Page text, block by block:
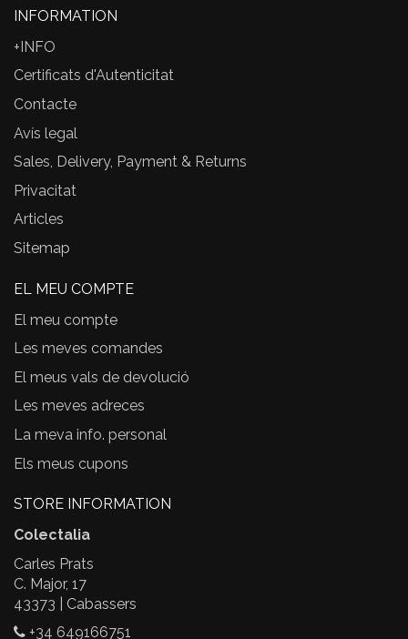
INFORMATION
+INFO
Certificats d'Autenticitat
Contacte
Avís legal
Sales, Delivery, Payment & Returns
Privacitat
Articles
Sitemap
EL MEU COMPTE
El meu compte
Les meves comandes
El meus vals de devolució
Les meves adreces
La meva info. personal
Els meus cupons
STORE INFORMATION
Colectalia
Carles Prats
C. Major, 17
43373 | Cabassers
+34 649166751